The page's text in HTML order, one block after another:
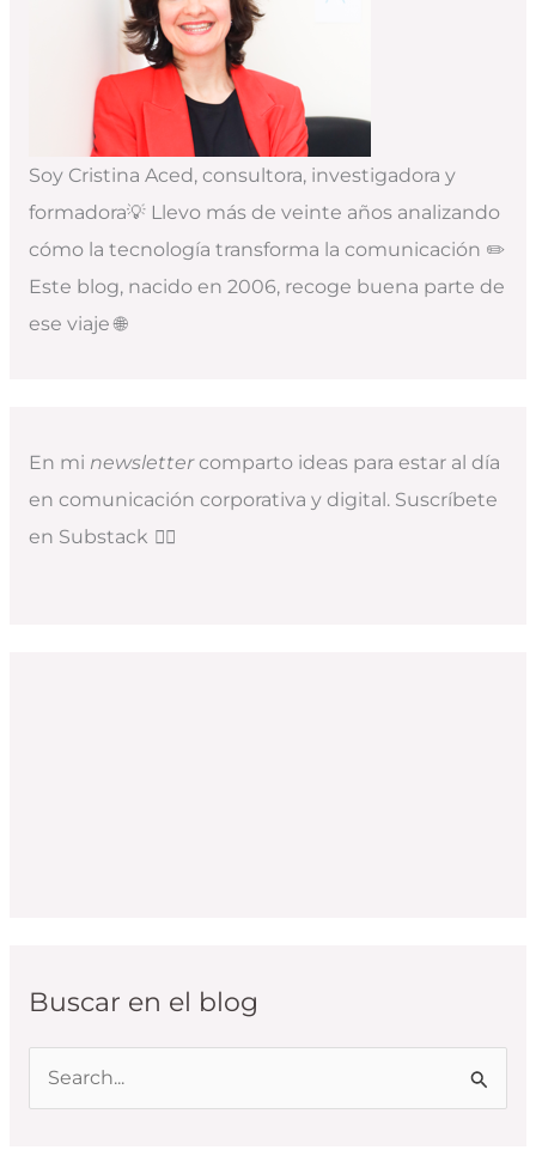
Soy Cristina Aced, consultora, investigadora y
formadora💡 Llevo más de veinte años analizando
cómo la tecnología transforma la comunicación ✏️
Este blog, nacido en 2006, recoge buena parte de
ese viaje 🌐
En mi newslettercomparto ideas para estar al día
en comunicación corporativa y digital. Suscríbete
en Substack 👇🏻
Buscar en el blog